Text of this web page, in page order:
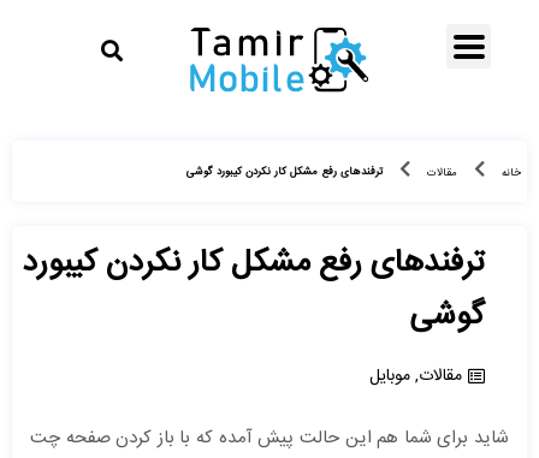
خانه مقالات ترفندهای رفع مشکل کار نکردن کیبورد گوشی
ترفندهای رفع مشکل کار نکردن کیبورد
گوشی
مقالات,موبایل
شاید برای شما هم این حالت پیش آمده که با باز کردن صفحه چت